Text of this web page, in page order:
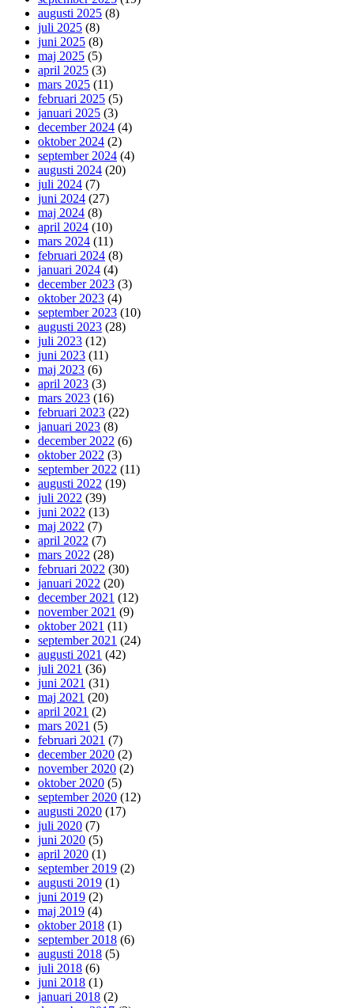
augusti 2025 (8)
juli 2025 (8)
juni 2025 (8)
maj 2025 (5)
april 2025 (3)
mars 2025 (11)
februari 2025 (5)
januari 2025 (3)
december 2024 (4)
oktober 2024 (2)
september 2024 (4)
augusti 2024 (20)
juli 2024 (7)
juni 2024 (27)
maj 2024 (8)
april 2024 (10)
mars 2024 (11)
februari 2024 (8)
januari 2024 (4)
december 2023 (3)
oktober 2023 (4)
september 2023 (10)
augusti 2023 (28)
juli 2023 (12)
juni 2023 (11)
maj 2023 (6)
april 2023 (3)
mars 2023 (16)
februari 2023 (22)
januari 2023 (8)
december 2022 (6)
oktober 2022 (3)
september 2022 (11)
augusti 2022 (19)
juli 2022 (39)
juni 2022 (13)
maj 2022 (7)
april 2022 (7)
mars 2022 (28)
februari 2022 (30)
januari 2022 (20)
december 2021 (12)
november 2021 (9)
oktober 2021 (11)
september 2021 (24)
augusti 2021 (42)
juli 2021 (36)
juni 2021 (31)
maj 2021 (20)
april 2021 (2)
mars 2021 (5)
februari 2021 (7)
december 2020 (2)
november 2020 (2)
oktober 2020 (5)
september 2020 (12)
augusti 2020 (17)
juli 2020 (7)
juni 2020 (5)
april 2020 (1)
september 2019 (2)
augusti 2019 (1)
juni 2019 (2)
maj 2019 (4)
oktober 2018 (1)
september 2018 (6)
augusti 2018 (5)
juli 2018 (6)
juni 2018 (1)
januari 2018 (2)